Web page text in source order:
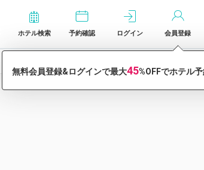
ホテル検索 予約確認 ログイン 会員登録